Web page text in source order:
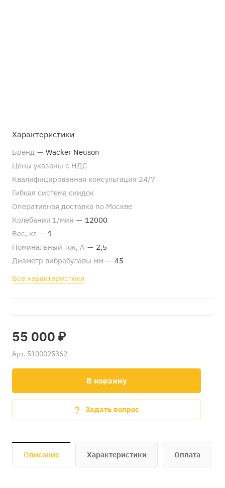
Характеристики
Бренд — Wacker Neuson
Цены указаны с НДС
Квалифицированная консультация 24/7
Гибкая система скидок
Оперативная доставка по Москве
Колебания 1/мин — 12000
Вес, кг — 1
Номинальный ток, А — 2,5
Диаметр вибробулавы мм — 45
Все характеристики
55 000 ₽
Арт. 5100025362
В корзину
Задать вопрос
Описание Характеристики Оплата